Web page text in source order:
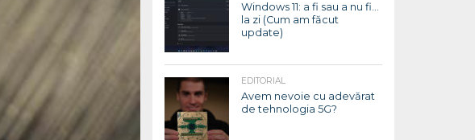
Windows 11: a fi sau a nu fi…
la zi (Cum am făcut
update)
EDITORIAL
Avem nevoie cu adevărat
de tehnologia 5G?